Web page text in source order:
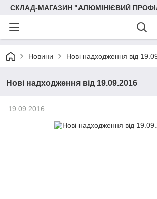
СКЛАД-МАГАЗИН "АЛЮМІНІЄВИЙ
Новини Нові надходження від
Нові надходження від 19.09.2016
19.09.2016